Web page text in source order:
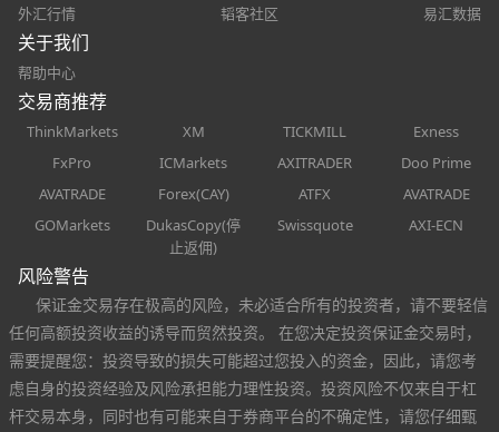
外汇行情 韬客社区 易汇数据
关于我们
帮助中心
交易商推荐
ThinkMarkets XM TICKMILL
Exness
FxPro
ICMarkets AXITRADER
Doo Prime
AVATRADE
Forex(CAY) ATFX
AVATRADE
GOMarkets
DukasCopy(停
止返佣)
Swissquote AXI-ECN
风险警告
保证金交易存在极高的风险，未必适合所有的投资者，请不要轻信
任何高额投资收益的诱导而贸然投资。 在您决定投资保证金交易时，
需要提醒您：投资导致的损失可能超过您投入的资金，因此，请您考
虑自身的投资经验及风险承担能力理性投资。投资风险不仅来自于杠
杆交易本身，同时也有可能来自于券商平台的不确定性，请您仔细甄